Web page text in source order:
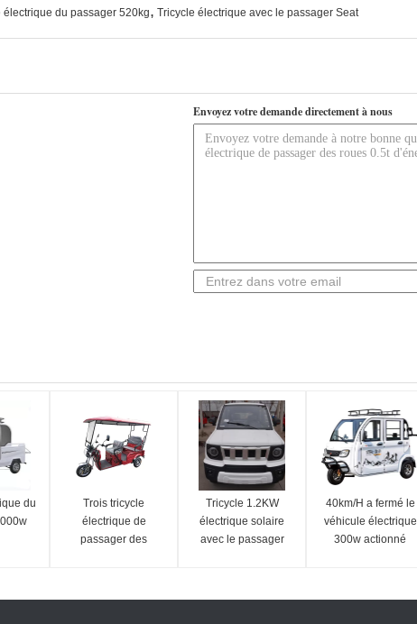
électrique du passager 520kg, Tricycle électrique avec le passager Seat
Envoyez votre demande directement à nous
du
Trois tricycle
électrique de
passager des
Tricycle 1.2KW
électrique solaire
avec le passager
40km/H a fermé le
véhicule électrique
300w actionné